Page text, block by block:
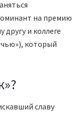
на премию
другу и коллеге
который
славу